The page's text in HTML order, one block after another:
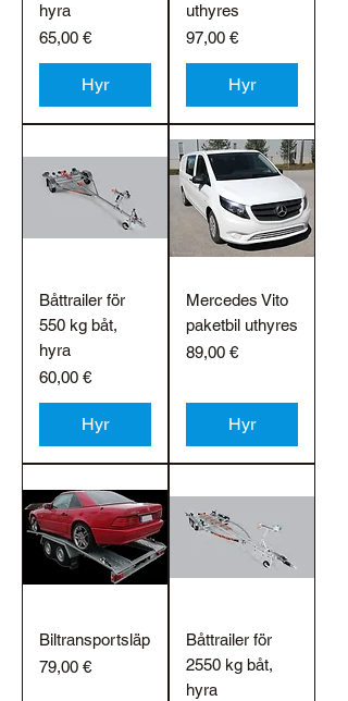
hyra
Pris
65,00 €
Hyr
uthyres
Pris
97,00 €
Hyr
Båttrailer för
550 kg båt,
hyra
Pris
60,00 €
Hyr
Mercedes Vito
paketbil uthyres
Pris
89,00 €
Hyr
Biltransportsläp
Pris
79,00 €
Båttrailer för
2550 kg båt,
hyra